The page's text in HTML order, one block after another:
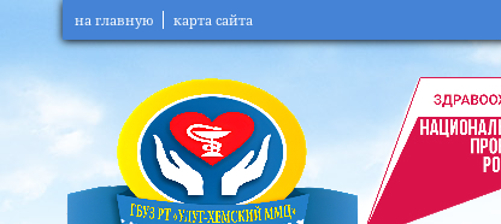
на главную карта сайта